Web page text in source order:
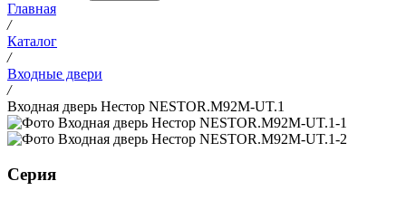
Главная
/
Каталог
/
Входные двери
/
Входная дверь Нестор NESTOR.M92M-UT.1
Серия